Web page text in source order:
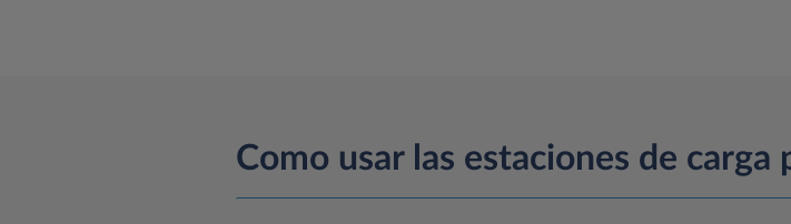
Como usar las estaciones de carga